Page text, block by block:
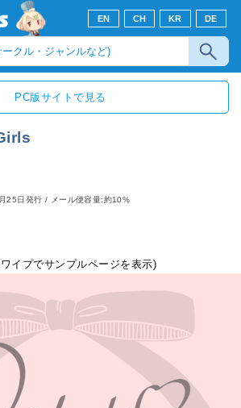
EN CH KR DE
PC版サイトで見る
25日発行 / メール便容量:約10%
イプでサンプルページを表示)